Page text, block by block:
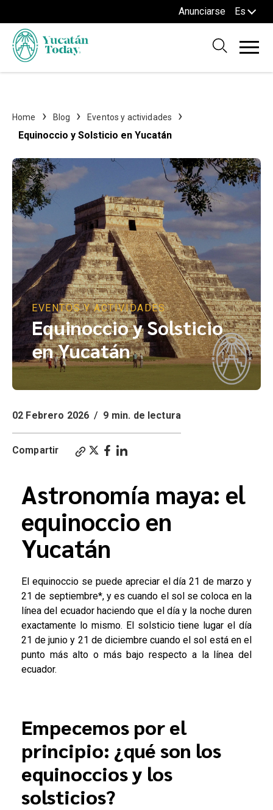
Anunciarse Es
Home Blog Eventos y actividades
Equinoccio y Solsticio en Yucatán
EVENTOS Y ACTIVIDADES
Equinoccio y Solsticio
en Yucatán
02 Febrero 2026 / 9 min. de lectura
Compartir
Astronomía maya: el
equinoccio en
Yucatán
El equinoccio se puede apreciar el día 21 de marzo y
21 de septiembre*, y es cuando el sol se coloca en la
línea del ecuador haciendo que el día y la noche duren
exactamente lo mismo. El solsticio tiene lugar el día
21 de junio y 21 de diciembre cuando el sol está en el
punto más alto o más bajo respecto a la línea del
ecuador.
Empecemos por el
principio: ¿qué son los
equinoccios y los
solsticios?